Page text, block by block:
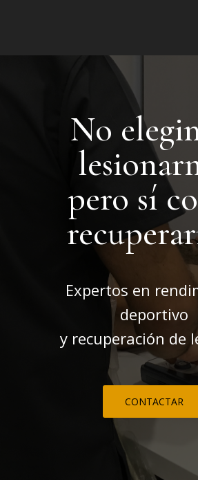
No
pero sí
Expertos en
deportivo
y recuperación de
CONTACTAR